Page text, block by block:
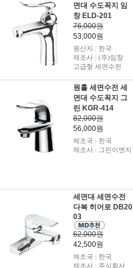
면대 수도꼭지 임
창 ELD-201
76,000원
53,000원
원산지 : 한국
제조사 : (주)임창
고급형 세면수전
원홀 세면수전 세
면대 수도꼭지 그
린 KGR-414
82,000원
56,000원
제조국 : 한국
제조사 : 그린이엔지
세면대 세면수전
다복 히어로 DB20
03
62,000원
42,500원
제조국 : 한국
제조사 : 주식회사